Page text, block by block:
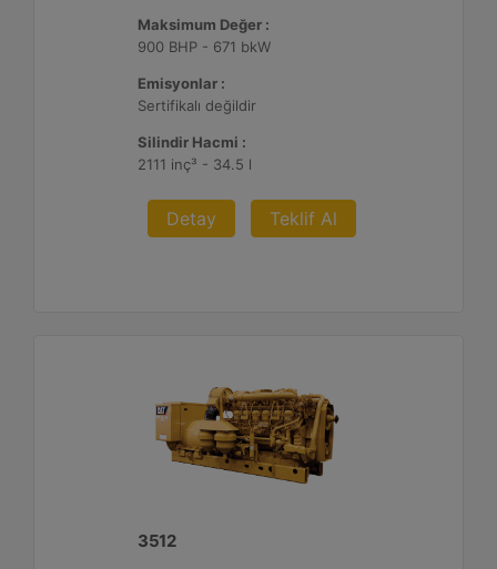
Maksimum Değer :
900 BHP - 671 bkW
Emisyonlar :
Sertifikalı değildir
Silindir Hacmi :
2111 inç³ - 34.5 l
Detay Teklif Al
3512